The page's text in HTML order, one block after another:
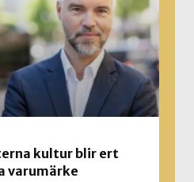
kultur blir ert
varumärke